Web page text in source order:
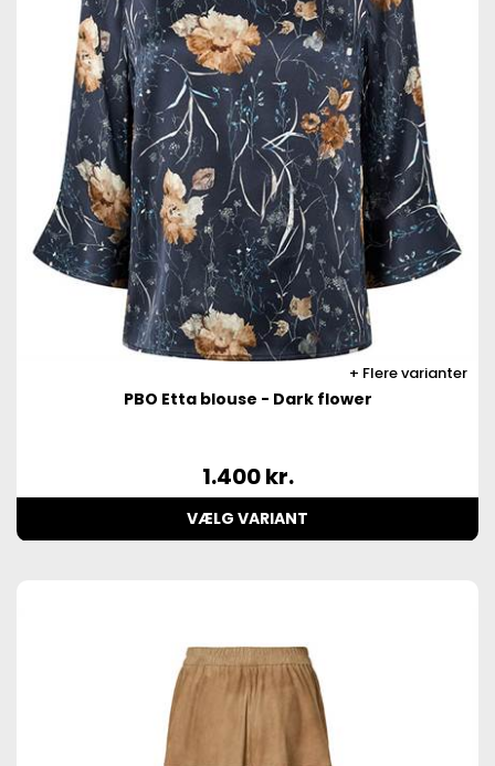
Flere varianter
PBO Etta blouse - Dark flower
1.400kr.
VÆLG VARIANT